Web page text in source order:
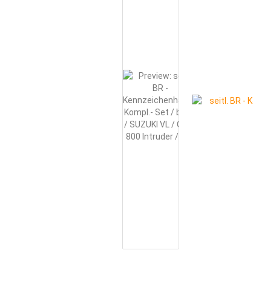
CHOPPER - CUSTOM - PARTS NEU
STAHLFLEX - GAS-, BREMS- UND